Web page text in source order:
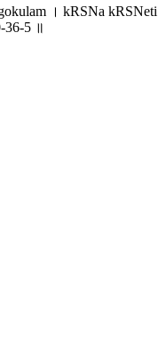
। kRSNa kRSNeti
36-5 ॥